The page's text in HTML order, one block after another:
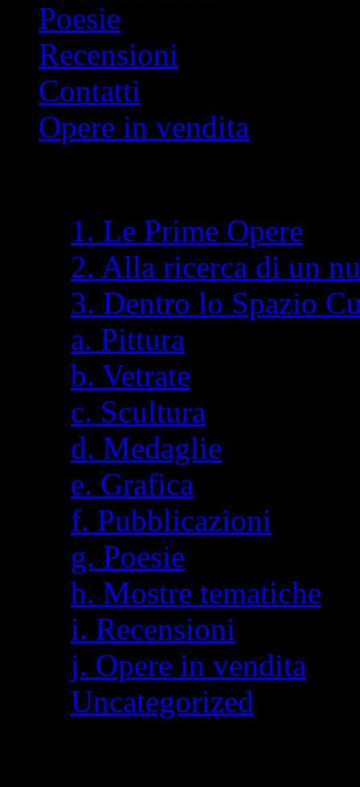
Poesie
Recensioni
Contatti
Opere in vendita
1. Le Prime Opere
2. Alla ricerca di un
3. Dentro lo Spazio
a. Pittura
b. Vetrate
c. Scultura
d. Medaglie
e. Grafica
f. Pubblicazioni
g. Poesie
h. Mostre tematiche
i. Recensioni
j. Opere in vendita
Uncategorized